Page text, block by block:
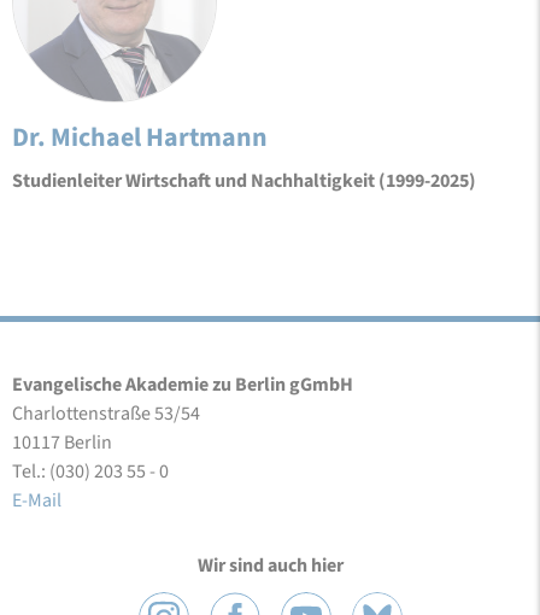
Dr. Michael Hartmann
Studienleiter Wirtschaft und Nachhaltigkeit (1999-2025)
Evangelische Akademie zu Berlin gGmbH
Charlottenstraße 53/54
10117 Berlin
Tel.: (030) 203 55 - 0
E-Mail
Wir sind auch hier